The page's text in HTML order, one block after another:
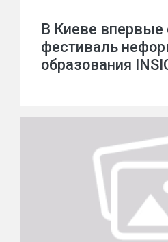
В Киеве впервые
фестиваль
образования